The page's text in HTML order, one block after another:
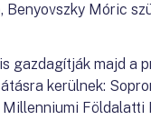
Benyovszky Móric
gazdagítják majd a
kerülnek: